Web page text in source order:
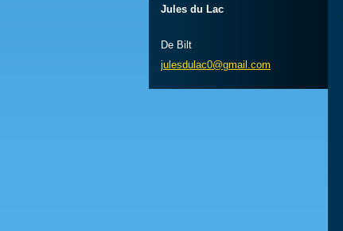
Jules du Lac
De Bilt
julesdul ac0@gmai l.com